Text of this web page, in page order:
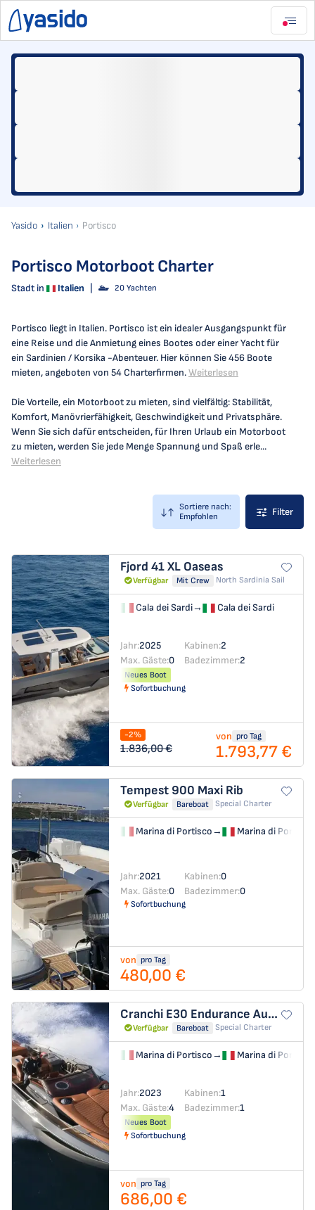
Yasido Italien Portisco
Portisco Motorboot Charter
Stadt in Italien 20 Yachten
Portisco liegt in Italien. Portisco ist ein idealer Ausgangspunkt für
eine Reise und die Anmietung eines Bootes oder einer Yacht für
ein Sardinien / Korsika -Abenteuer. Hier können Sie 456 Boote
mieten, angeboten von 54 Charterfirmen.Weiterlesen
Die Vorteile, ein Motorboot zu mieten, sind vielfältig: Stabilität,
Komfort, Manövrierfähigkeit, Geschwindigkeit und Privatsphäre.
Wenn Sie sich dafür entscheiden, für Ihren Urlaub ein Motorboot
zu mieten, werden Sie jede Menge Spannung und Spaß erle...
Weiterlesen
Sortiere nach:
Empfohlen
Filter
Fjord 41 XL Oaseas
Verfügbar Mit Crew North Sardinia Sail
Cala dei Sardi→ Cala dei Sardi
Jahr:2025 Kabinen:2
Max. Gäste:0 Badezimmer:2
Neues Boot
Sofortbuchung
-2%
1.836,00 €
von pro Tag
1.793,77 €
Tempest 900 Maxi Rib
Verfügbar Bareboat Special Charter
Marina di Portisco→ Marina di Portisco
Jahr:2021 Kabinen:0
Max. Gäste:0 Badezimmer:0
Sofortbuchung
von pro Tag
480,00 €
Cranchi E30 Endurance Aurora
Verfügbar Bareboat Special Charter
Marina di Portisco→ Marina di Portisco
Jahr:2023 Kabinen:1
Max. Gäste:4 Badezimmer:1
Neues Boot
Sofortbuchung
von pro Tag
686,00 €